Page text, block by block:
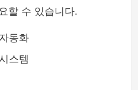
할 수 있습니다.
동화
스템